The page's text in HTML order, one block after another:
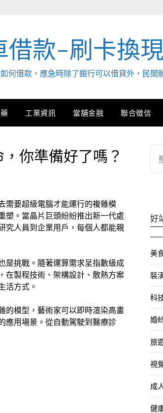
借款-刷卡換
何借款，應急時除了銀行可以借貸外，民間
工業資訊 當舖金融 聯合徵信
你準備好了嗎？
需要超級電腦才能運行的複雜模
塑。當晶片巨頭紛紛推出新一代處
究人員到企業用戶，每個人都能親
是挑戰。隨著運算需求呈指數級成
在製程技術、架構設計、散熱方案
活方式。
的模型，藝術家可以即時渲染高畫
應用場景。從自動駕駛到醫療診
關
好
美
裝
科
婚
旅
視
成
健